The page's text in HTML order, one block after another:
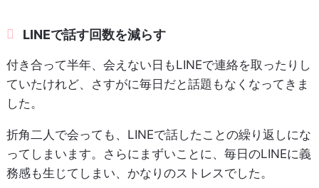
LINEで話す回数を減らす
付き合って半年、会えない日もLINEで連絡を取ったりし
ていたけれど、さすがに毎日だと話題もなくなってきま
した。
折角二人で会っても、LINEで話したことの繰り返しにな
ってしまいます。さらにまずいことに、毎日のLINEに義
務感も生じてしまい、かなりのストレスでした。